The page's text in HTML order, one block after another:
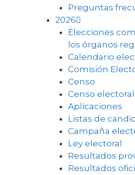
Preguntas
2026
Elecciones
los órganos
Calendario
Comisión
Censo
Censo electoral
Aplicaciones
Listas de
Campaña
Ley electoral
Resultados
Resultados